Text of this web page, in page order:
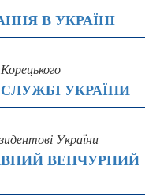
В УКРАЇНІ
УКРАЇНИ
України
ВЕНЧУРНИЙ